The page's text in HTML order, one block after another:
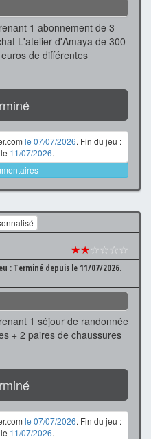
1 abonnement de 3
L'atelier d'Amaya de 300
de différentes
le 07/07/2026. Fin du jeu :
11/07/2026.
★★☆☆☆☆
: Terminé depuis le 11/07/2026.
1 séjour de randonnée
+ 2 paires de chaussures
le 07/07/2026. Fin du jeu :
11/07/2026.